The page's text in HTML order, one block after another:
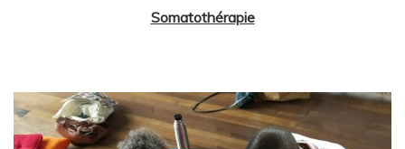
Somatothérapie